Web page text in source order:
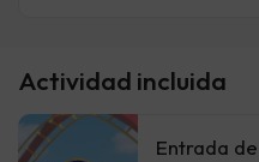
Actividad incluida
Entrada